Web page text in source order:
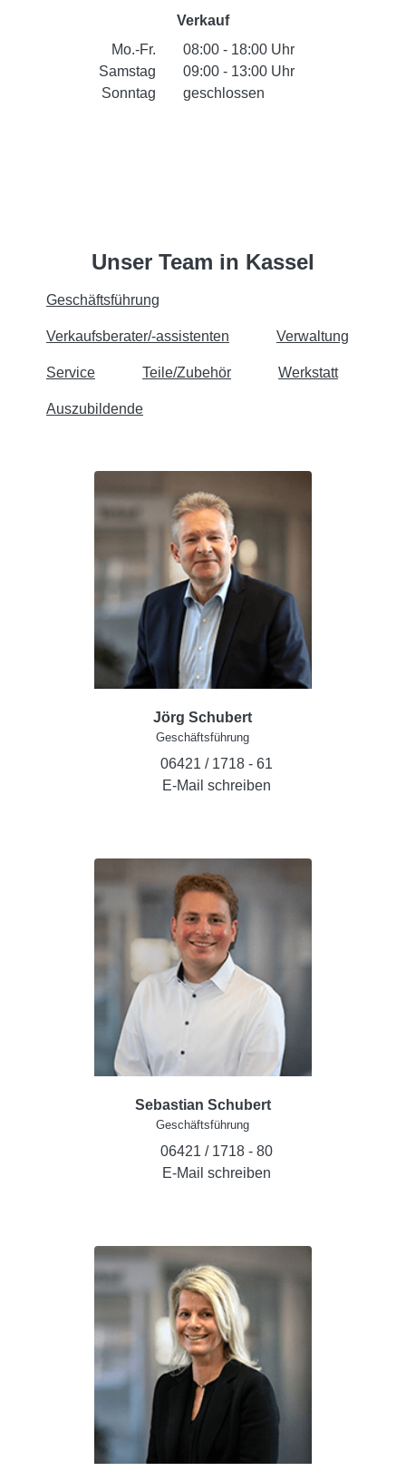
Verkauf
Mo.-Fr.
08:00 - 18:00 Uhr
Samstag
09:00 - 13:00 Uhr
Sonntag
geschlossen
Unser Team in Kassel
Geschäftsführung
Verkaufsberater/-assistenten Verwaltung
Service Teile/Zubehör Werkstatt
Auszubildende
Jörg Schubert
Geschäftsführung
06421 / 1718 - 61
E-Mail schreiben
Sebastian Schubert
Geschäftsführung
06421 / 1718 - 80
E-Mail schreiben